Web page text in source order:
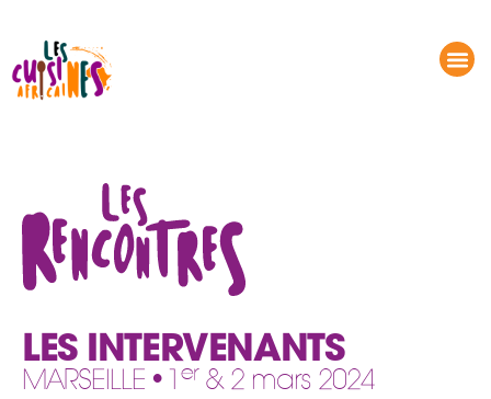
LES INTERVENANTS
MARSEILLE • 1er& 2 mars 2024